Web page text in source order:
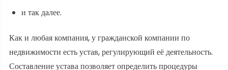
и так далее.
Как и любая компания, у гражданской компании по
недвижимости есть устав, регулирующий её деятельность.
Составление устава позволяет определить процедуры